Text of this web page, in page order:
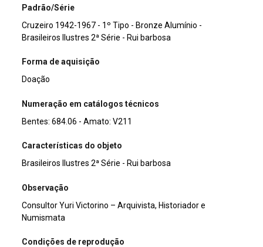
Padrão/Série
Cruzeiro 1942-1967 - 1º Tipo - Bronze Alumínio -
Brasileiros Ilustres 2ª Série - Rui barbosa
Forma de aquisição
Doação
Numeração em catálogos técnicos
Bentes: 684.06 - Amato: V211
Características do objeto
Brasileiros Ilustres 2ª Série - Rui barbosa
Observação
Consultor Yuri Victorino – Arquivista, Historiador e
Numismata
Condições de reprodução